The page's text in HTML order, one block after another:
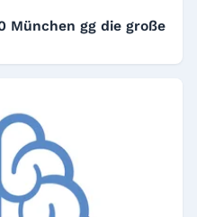
München gg die große